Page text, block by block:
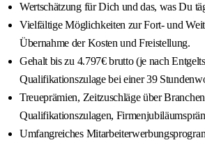
Wertschätzung für Dich und das, was Du
Vielfältige Möglichkeiten zur Fort- und
Übernahme der Kosten und Freistellung.
Gehalt bis zu 4.797€ brutto (je nach
Qualifikationszulage bei einer 39
Treueprämien, Zeitzuschläge über
Qualifikationszulagen,
Umfangreiches